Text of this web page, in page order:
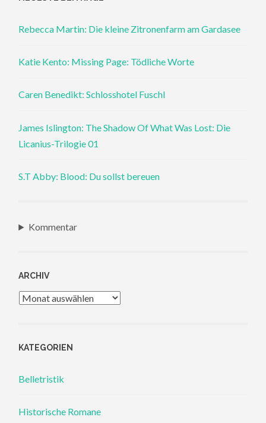
Rebecca Martin: Die kleine Zitronenfarm am Gardasee
Katie Kento: Missing Page: Tödliche Worte
Caren Benedikt: Schlosshotel Fuschl
James Islington: The Shadow Of What Was Lost: Die
Licanius-Trilogie 01
S.T Abby: Blood: Du sollst bereuen
Kommentar
ARCHIV
Archiv
KATEGORIEN
Belletristik
Historische Romane